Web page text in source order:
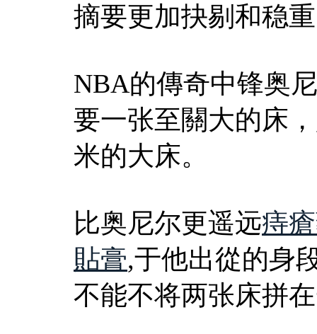
摘要更加抉剔和稳
NBA的傳奇中锋奥
要一张至關大的床
米的大床。
比奥尼尔更遥远痔
貼膏,于他出從的身
不能不将两张床拼